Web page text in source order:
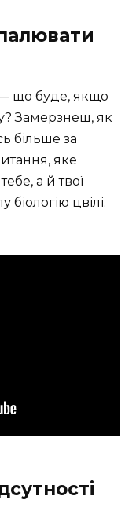
— що буде, якщо
Замерзнеш, як
більше за
яке
а й твої
біологію цвілі.